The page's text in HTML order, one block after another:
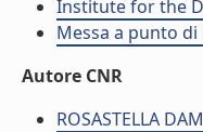
Institute for the
Messa a punto
Autore CNR
ROSASTELLA